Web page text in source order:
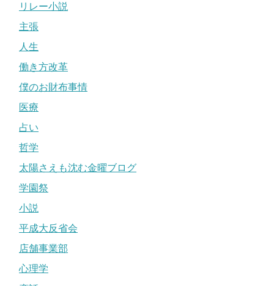
リレー小説
主張
人生
働き方改革
僕のお財布事情
医療
占い
哲学
太陽さえも沈む金曜ブログ
学園祭
小説
平成大反省会
店舗事業部
心理学